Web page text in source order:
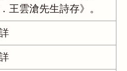
王雲滄先生詩存》。